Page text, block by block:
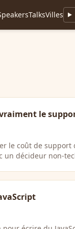
TalksVilles
le
le coût de support
un décideur non-